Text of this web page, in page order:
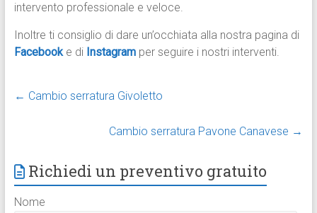
intervento professionale e veloce.
Inoltre ti consiglio di dare un’occhiata alla nostra pagina di
Facebook e di Instagram per seguire i nostri interventi.
← Cambio serratura Givoletto
Cambio serratura Pavone Canavese →
Richiedi un preventivo gratuito
Nome